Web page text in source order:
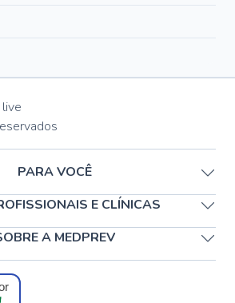
live
PARA VOCÊ
E CLÍNICAS
A MEDPREV